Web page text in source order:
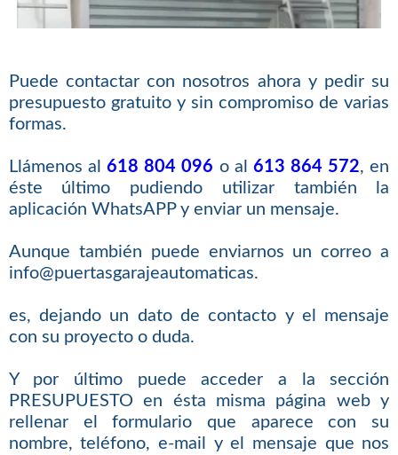
Puede contactar con nosotros ahora y pedir su
presupuesto gratuito y sin compromiso de varias
formas.
Llámenos al618 804 096 o al 613 864 572, en
éste último pudiendo utilizar también la
aplicación WhatsAPP y enviar un mensaje.
Aunque también puede enviarnos un correo a
info@puertasgarajeautomaticas.
es, dejando un dato de contacto y el mensaje
con su proyecto o duda.
Y por último puede acceder a la sección
PRESUPUESTO en ésta misma página web y
rellenar el formulario que aparece con su
nombre, teléfono, e-mail y el mensaje que nos